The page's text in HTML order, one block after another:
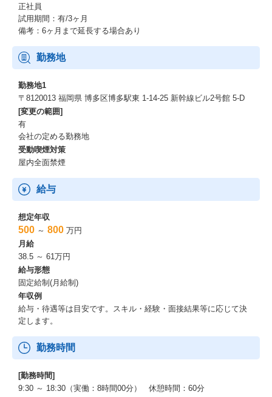
正社員
試用期間：有/3ヶ月
備考：6ヶ月まで延長する場合あり
勤務地
勤務地1
〒8120013 福岡県 博多区博多駅東 1-14-25 新幹線ビル2号館 5-D
[変更の範囲]
有
会社の定める勤務地
受動喫煙対策
屋内全面禁煙
給与
想定年収
500 ～ 800 万円
月給
38.5 ～ 61万円
給与形態
固定給制(月給制)
年収例
給与・待遇等は目安です。スキル・経験・面接結果等に応じて決
定します。
勤務時間
[勤務時間]
9:30 ～ 18:30（実働：8時間00分） 休憩時間：60分